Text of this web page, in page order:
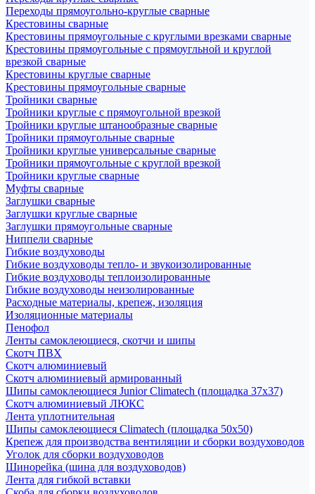
Переходы прямоугольно-круглые сварные
Крестовины сварные
Крестовины прямоугольные с круглыми врезками сварные
Крестовины прямоугольные с прямоугльной и круглой
врезкой сварные
Крестовины круглые сварные
Крестовины прямоугольные сварные
Тройники сварные
Тройники круглые с прямоугольной врезкой
Тройники круглые штанообразные сварные
Тройники прямоугольные сварные
Тройники круглые универсальные сварные
Тройники прямоугольные с круглой врезкой
Тройники круглые сварные
Муфты сварные
Заглушки сварные
Заглушки круглые сварные
Заглушки прямоугольные сварные
Ниппели сварные
Гибкие воздуховоды
Гибкие воздуховоды тепло- и звукоизолированные
Гибкие воздуховоды теплоизолированные
Гибкие воздуховоды неизолированные
Расходные материалы, крепеж, изоляция
Изоляционные материалы
Пенофол
Ленты самоклеющиеся, скотчи и шипы
Скотч ПВХ
Скотч алюминиевый
Скотч алюминиевый армированный
Шипы самоклеющиеся Junior Climatech (площадка 37х37)
Скотч алюминиевый ЛЮКС
Лента уплотнительная
Шипы самоклеющиеся Climatech (площадка 50х50)
Крепеж для производства вентиляции и сборки воздуховодов
Уголок для сборки воздуховодов
Шинорейка (шина для воздуховодов)
Лента для гибкой вставки